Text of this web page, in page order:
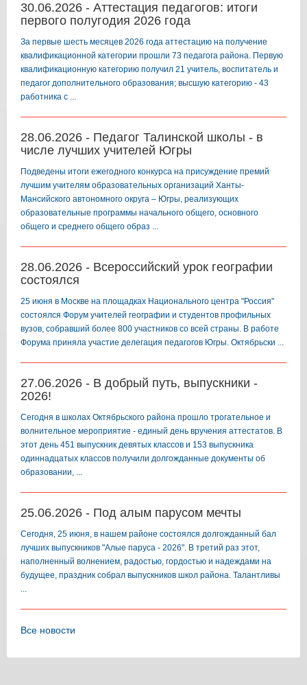
30.06.2026 - Аттестация педагогов: итоги
первого полугодия 2026 года
За первые шесть месяцев 2026 года аттестацию на получение
квалификационной категории прошли 73 педагога района. Первую
квалификационную категорию получил 21 учитель, воспитатель и
педагог дополнительного образования; высшую категорию - 43
работника с ...
28.06.2026 - Педагог Талинской школы - в
числе лучших учителей Югры
Подведены итоги ежегодного конкурса на присуждение премий
лучшим учителям образовательных организаций Ханты-
Мансийского автономного округа – Югры, реализующих
образовательные программы начального общего, основного
общего и среднего общего образ ...
28.06.2026 - Всероссийский урок географии
состоялся
25 июня в Москве на площадках Национального центра "Россия"
состоялся Форум учителей географии и студентов профильных
вузов, собравший более 800 участников со всей страны. В работе
Форума приняла участие делегация педагогов Югры. Октябрьски ...
27.06.2026 - В добрый путь, выпускники -
2026!
️Сегодня в школах Октябрьского района прошло трогательное и
волнительное мероприятие - единый день вручения аттестатов. В
этот день 451 выпускник девятых классов и 153 выпускника
одиннадцатых классов получили долгожданные документы об
образовании, ...
25.06.2026 - Под алым парусом мечты
️Сегодня, 25 июня, в нашем районе состоялся долгожданный бал
лучших выпускников "Алые паруса - 2026". В третий раз этот,
наполненный волнением, радостью, гордостью и надеждами на
будущее, праздник собрал выпускников школ района. Талантливы
...
Все новости